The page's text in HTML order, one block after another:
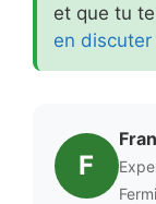
et que tu
en discuter
F